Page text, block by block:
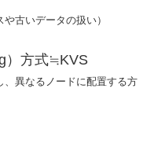
古いデータの扱い）
）​方式≒KVS
異なるノードに配置する方